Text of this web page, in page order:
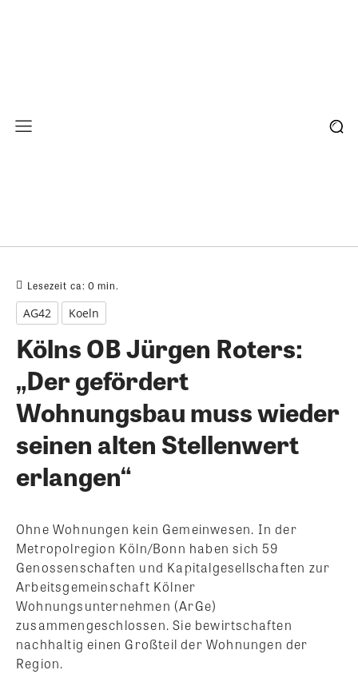
Lesezeit ca: 0 min.
AG42 Koeln
Kölns OB Jürgen Roters:
„Der gefördert
Wohnungsbau muss wieder
seinen alten Stellenwert
erlangen“
Ohne Wohnungen kein Gemeinwesen. In der
Metropolregion Köln/Bonn haben sich 59
Genossenschaften und Kapitalgesellschaften zur
Arbeitsgemeinschaft Kölner
Wohnungsunternehmen (ArGe)
zusammengeschlossen. Sie bewirtschaften
nachhaltig einen Großteil der Wohnungen der
Region.